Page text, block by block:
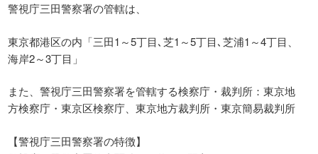
警視庁三田警察署の管轄は、
東京都港区の内「三田1～5丁目､芝1～5丁目､芝浦1～4丁目、
海岸2～3丁目」
また、警視庁三田警察署を管轄する検察庁・裁判所：東京地
方検察庁・東京区検察庁、東京地方裁判所・東京簡易裁判所
【警視庁三田警察署の特徴】